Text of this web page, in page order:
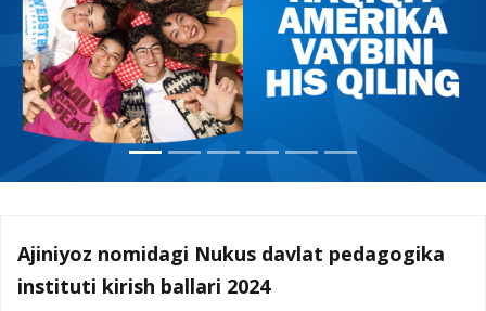
Ajiniyoz nomidagi Nukus davlat pedagogika
instituti kirish ballari 2024